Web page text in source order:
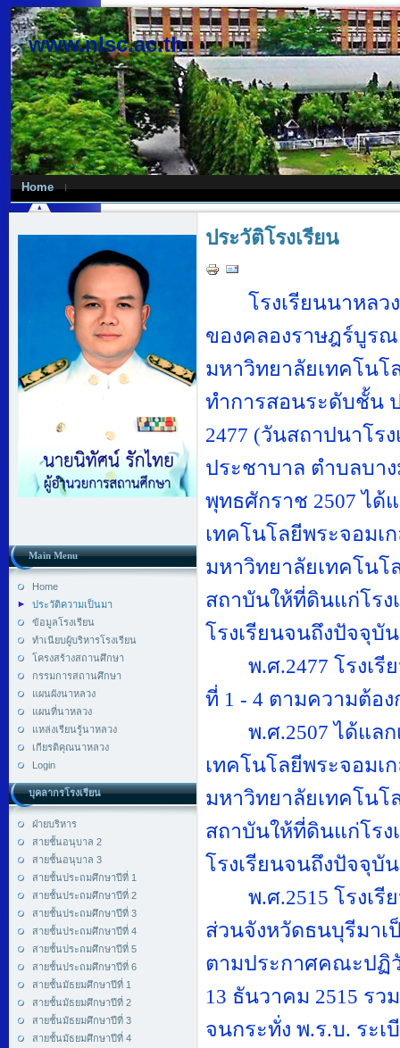
www.nlsc.ac.th
Home
Main Menu
Home
ประวัติความเป็นมา
ข้อมูลโรงเรียน
ทำเนียบผู้บริหารโรงเรียน
โครงสร้างสถานศึกษา
กรรมการสถานศึกษา
แผนผังนาหลวง
แผนที่นาหลวง
แหล่งเรียนรู้นาหลวง
เกียรติคุณนาหลวง
Login
บุคลากรโรงเรียน
ฝ่ายบริหาร
สายชั้นอนุบาล 2
สายชั้นอนุบาล 3
สายชั้นประถมศึกษาปีที่ 1
สายชั้นประถมศึกษาปีที่ 2
สายชั้นประถมศึกษาปีที่ 3
สายชั้นประถมศึกษาปีที่ 4
สายชั้นประถมศึกษาปีที่ 5
สายชั้นประถมศึกษาปีที่ 6
สายชั้นมัธยมศึกษาปีที่ 1
สายชั้นมัธยมศึกษาปีที่ 2
สายชั้นมัธยมศึกษาปีที่ 3
สายชั้นมัธยมศึกษาปีที่ 4
ประวัติโรงเรียน
โรงเรียนนาหลว
ของคลองราษฎร์บูร
มหาวิทยาลัยเทคโนโ
ทำการสอนระดับชั้น
2477 (วันสถาปนาโรง
ประชาบาล ตำบลบา
พุทธศักราช 2507 ได้
เทคโนโลยีพระจอม
มหาวิทยาลัยเทคโนโ
สถาบันให้ที่ดินแก่โรง
โรงเรียนจนถึงปัจจุบัน
พ.ศ.2477 โรงเ
ที่ 1 - 4 ตามความต้อ
พ.ศ.2507 ได้แล
เทคโนโลยีพระจอม
มหาวิทยาลัยเทคโนโ
สถาบันให้ที่ดินแก่โรง
โรงเรียนจนถึงปัจจุบัน
พ.ศ.2515 โรงเรี
ส่วนจังหวัดธนบุรีมาเ
ตามประกาศคณะปฏิ
13 ธันวาคม 2515 รว
จนกระทั่ง พ.ร.บ. ระ